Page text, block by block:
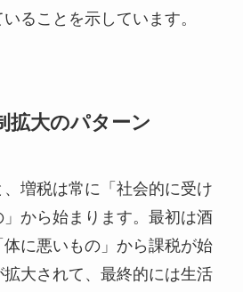
ることを示しています。
拡大のパターン
増税は常に「社会的に受け
」から始まります。最初は酒
に悪いもの」から課税が始
拡大されて、最終的には生活